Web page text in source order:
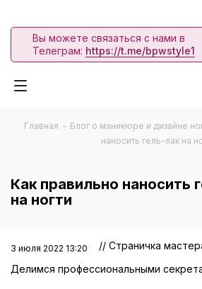
Вы можете связаться с нами в
Телеграм: https://t.me/bpwstyle1
Главная - Блог о маникюре и дизайне
наносить гель-лак на
Как правильно наносить
на ногти
3 июля 2022 13:20
// Страничка
Делимся профессиональными